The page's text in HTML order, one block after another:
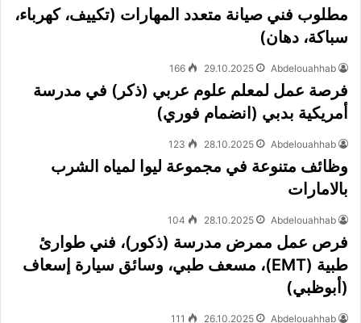
مطلوب فني صيانة متعدد المهارات (تكييف، كهرباء،
سباكة، دهان)
Abdelouahhab
29.10.2025
166
فرصة عمل لمعلم علوم عربي (ذكر) في مدرسة
أمريكية بدبي (انضمام فوري)
Abdelouahhab
28.10.2025
123
وظائف متنوعة في مجموعة ليوا لمياه الشرب
بالامارات
Abdelouahhab
28.10.2025
104
فرص عمل ممرض مدرسة (ذكور)، فني طوارئ
طبية (EMT)، مسعف طبي، وسائق سيارة إسعاف
(أبوظبي)
Abdelouahhab
26.10.2025
111